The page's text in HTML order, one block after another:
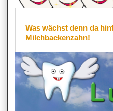
Was wächst denn da
Milchbackenzahn!